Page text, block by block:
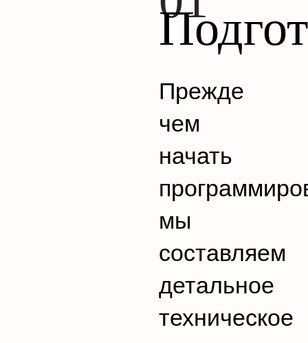
Прежде
чем
начать
мы
составляем
детальное
техническое